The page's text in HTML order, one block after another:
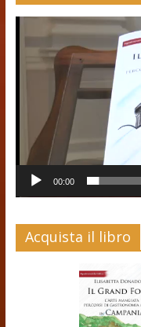
Player
00:00
Acquista il libro